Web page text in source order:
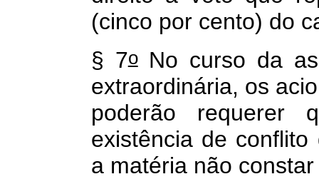
(cinco por cento) do
§ 7oNo curso da
extraordinária, os
poderão requerer
existência de
a matéria não